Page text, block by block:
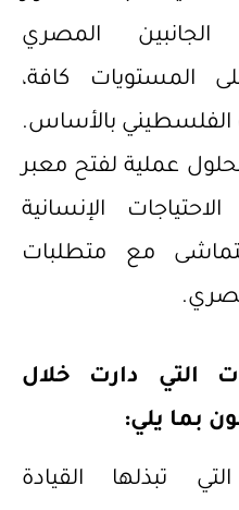
المصري
المستويات كافة،
الفلسطيني بالأساس.
عملية لفتح معبر
الإنسانية
مع متطلبات
التي دارت خلال
بما يلي:
تبذلها القيادة